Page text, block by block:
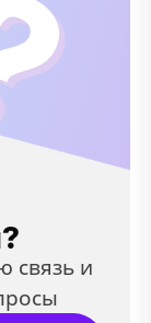
связь и